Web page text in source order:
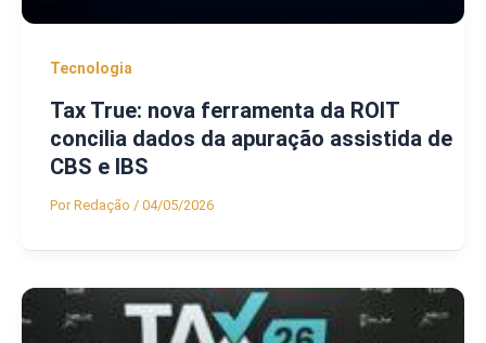
Tecnologia
Tax True: nova ferramenta da ROIT
concilia dados da apuração assistida de
CBS e IBS
PorRedação / 04/05/2026